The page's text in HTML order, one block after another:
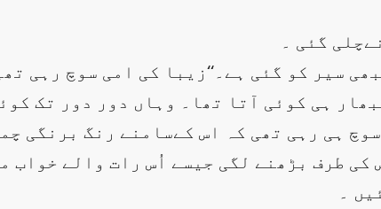
گئی ۔
سیر کو گئی ہے۔‘‘زیبا کی امی سوچ رہی
ہی کوئی آتا تھا۔ وہاں دور دور تک
ہی رہی تھی کہ اس کےسامنے رنگ برنگی
طرف بڑھنے لگی جیسے اُس رات والے خواب
۔